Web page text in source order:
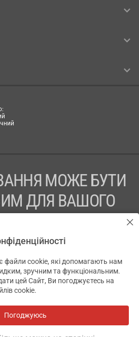
МОЖЕ БУТИ
ДЛЯ ВАШОГО
ПРЕПАРАТУ ПРОКОНСУЛЬТУЙТЕСЬ
Код ЄДРПОУ 43631965.
від відповідальності
система АПТЕКА911.ЮА
файли cookie, які допомагають нам
зручним та функціональним.
цей Сайт, Ви погоджуєтесь на
cookie.
Погоджуюсь
✕